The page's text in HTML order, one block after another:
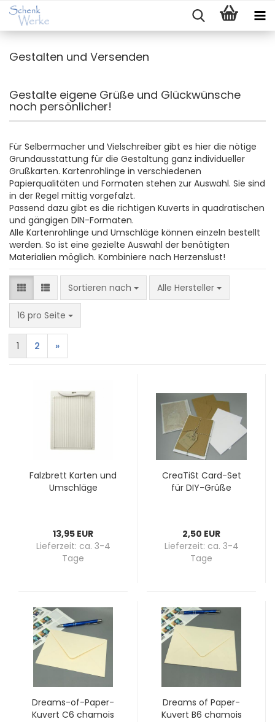
Gestalten und Versenden
Gestalte eigene Grüße und Glückwünsche
noch persönlicher!
Für Selbermacher und Vielschreiber gibt es hier die nötige
Grundausstattung für die Gestaltung ganz individueller
Grußkarten. Kartenrohlinge in verschiedenen
Papierqualitäten und Formaten stehen zur Auswahl. Sie sind
in der Regel mittig vorgefalzt.
Passend dazu gibt es die richtigen Kuverts in quadratischen
und gängigen DIN-Formaten.
Alle Kartenrohlinge und Umschläge können einzeln bestellt
werden. So ist eine gezielte Auswahl der benötigten
Materialien möglich. Kombiniere nach Herzenslust!
Sortieren nach
Sortieren nach Alle Hersteller
16 pro Seite
pro Seite
1 2 »
Falz­brett Kar­ten und
Um­schlä­ge
13,95 EUR
Lieferzeit: ca. 3-4
Tage
Crea­TiSt Card-​Set
für DIY-​Grüße
2,50 EUR
Lieferzeit: ca. 3-4
Tage
Dreams-​​of-​Paper-
Kuvert C6 cha­mois
Dreams of Paper-​​
Ku­vert B6 cha­mois